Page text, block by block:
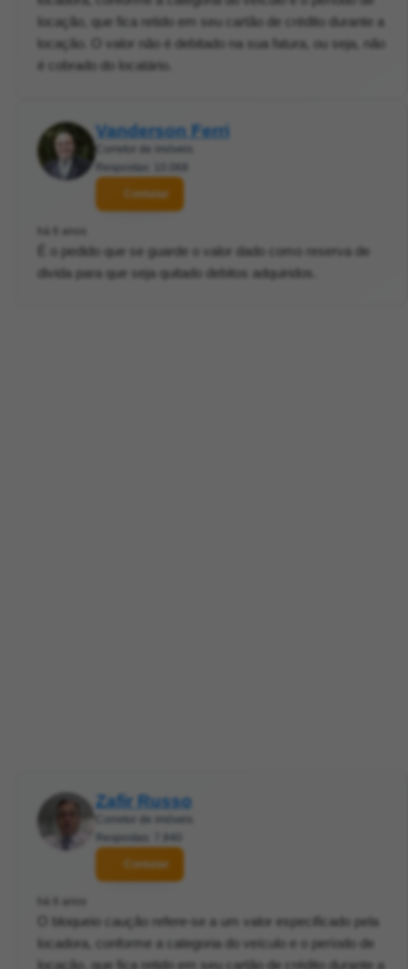
locação, que fica retido em seu cartão de crédito durante a
locação. O valor não é debitado na sua fatura, ou seja, não
é cobrado do locatário.
Vanderson Ferri
Corretor de imóveis
Respostas: 10.068
Contatar
há 6 anos
É o pedido que se guarde o valor dado como reserva de
divida para que seja quitado debitos adquiridos.
Zafir Russo
Corretor de imóveis
Respostas: 7.840
Contatar
há 6 anos
O bloqueio caução refere-se a um valor especificado pela
locadora, conforme a categoria do veículo e o período de
locação, que fica retido em seu cartão de crédito durante a